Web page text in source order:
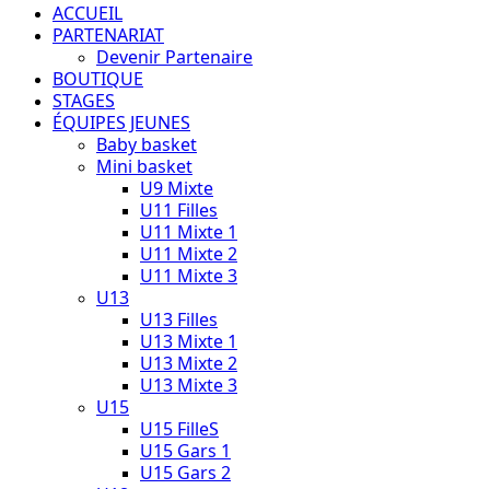
ACCUEIL
PARTENARIAT
Devenir Partenaire
BOUTIQUE
STAGES
ÉQUIPES JEUNES
Baby basket
Mini basket
U9 Mixte
U11 Filles
U11 Mixte 1
U11 Mixte 2
U11 Mixte 3
U13
U13 Filles
U13 Mixte 1
U13 Mixte 2
U13 Mixte 3
U15
U15 FilleS
U15 Gars 1
U15 Gars 2